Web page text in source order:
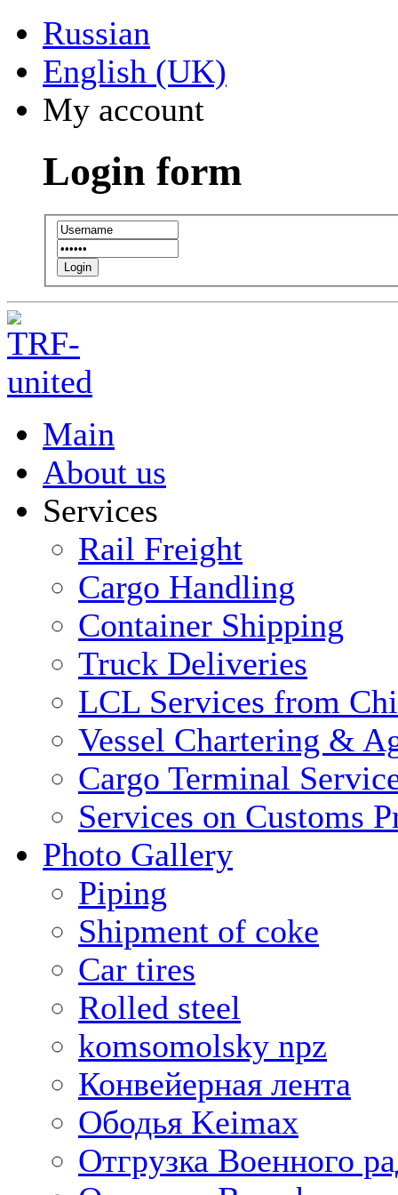
Russian
English (UK)
My account
Login form
Login
Main
About us
Services
Rail Freight
Cargo Handling
Container Shipping
Truck Deliveries
LCL Services from
Vessel Chartering &
Cargo Terminal
Services on Customs
Photo Gallery
Piping
Shipment of coke
Car tires
Rolled steel
komsomolsky npz
Конвейерная лента
Ободья Keimax
Отгрузка Военного